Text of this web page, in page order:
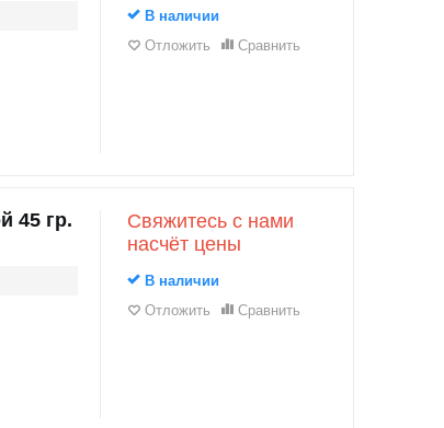
В наличии
Отложить
Сравнить
45 гр.
Свяжитесь с нами
насчёт цены
В наличии
Отложить
Сравнить